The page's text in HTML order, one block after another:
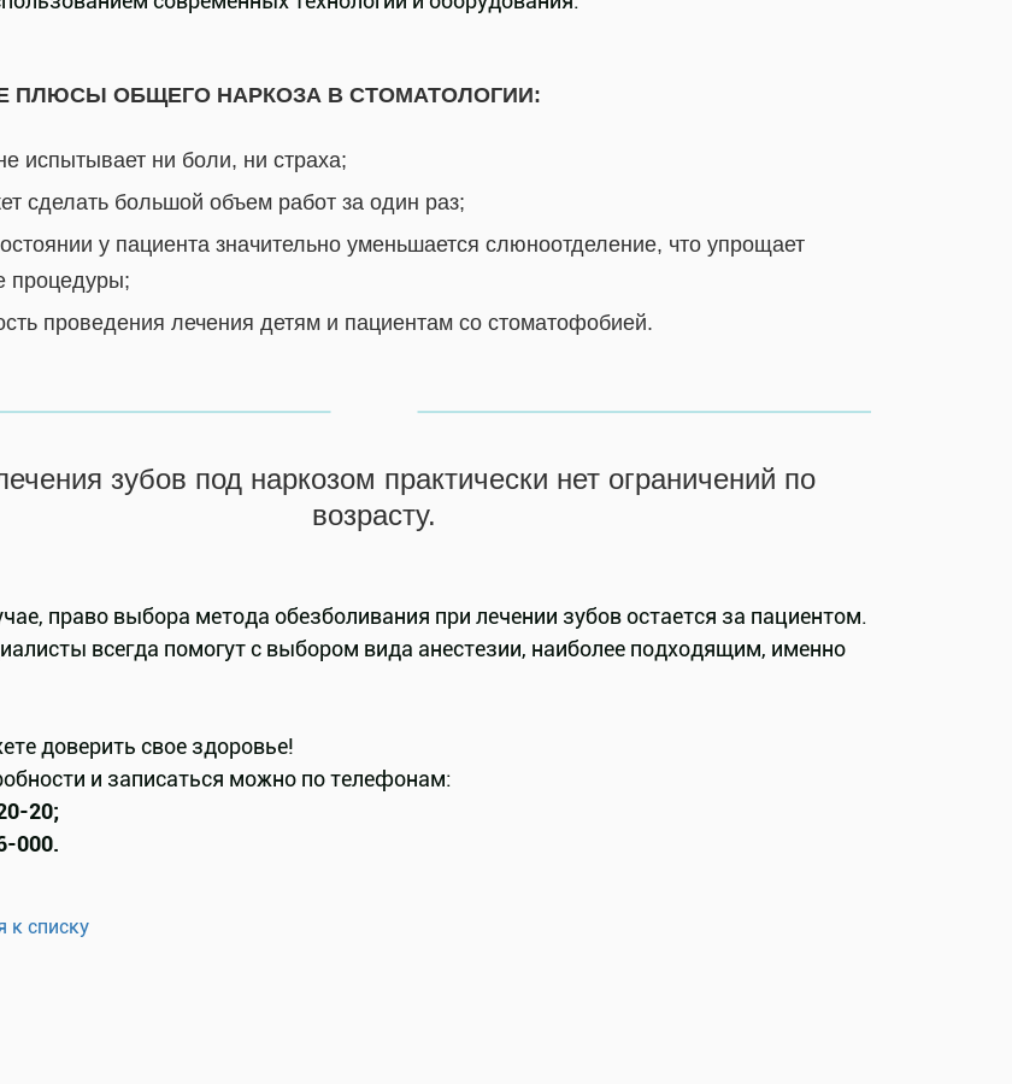
ПЛЮСЫ ОБЩЕГО НАРКОЗА В СТОМАТОЛОГИИ:
испытывает ни боли, ни страха;
сделать большой объем работ за один раз;
у пациента значительно уменьшается слюноотделение, что упрощает
процедуры;
проведения лечения детям и пациентам со стоматофобией.
зубов под наркозом практически нет ограничений по
возрасту.
право выбора метода обезболивания при лечении зубов остается за пациентом.
всегда помогут с выбором вида анестезии, наиболее подходящим, именно
доверить свое здоровье!
и записаться можно по телефонам:
20;
000.
к списку